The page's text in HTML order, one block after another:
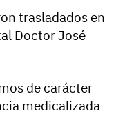
trasladados en
Doctor José
de carácter
medicalizada